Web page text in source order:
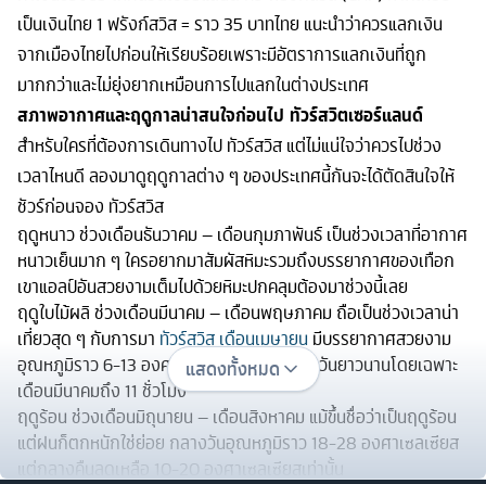
เป็นเงินไทย 1 ฟรังก์สวิส = ราว 35 บาทไทย แนะนำว่าควรแลกเงิน
จากเมืองไทยไปก่อนให้เรียบร้อยเพราะมีอัตราการแลกเงินที่ถูก
มากกว่าและไม่ยุ่งยากเหมือนการไปแลกในต่างประเทศ
สภาพอากาศและฤดูกาลน่าสนใจก่อนไป ทัวร์สวิตเซอร์แลนด์
สำหรับใครที่ต้องการเดินทางไป ทัวร์สวิส แต่ไม่แน่ใจว่าควรไปช่วง
เวลาไหนดี ลองมาดูฤดูกาลต่าง ๆ ของประเทศนี้กันจะได้ตัดสินใจให้
ชัวร์ก่อนจอง ทัวร์สวิส
ฤดูหนาว ช่วงเดือนธันวาคม – เดือนกุมภาพันธ์ เป็นช่วงเวลาที่อากาศ
หนาวเย็นมาก ๆ ใครอยากมาสัมผัสหิมะรวมถึงบรรยากาศของเทือก
เขาแอลป์อันสวยงามเต็มไปด้วยหิมะปกคลุมต้องมาช่วงนี้เลย
ฤดูใบไม้ผลิ ช่วงเดือนมีนาคม – เดือนพฤษภาคม ถือเป็นช่วงเวลาน่า
เที่ยวสุด ๆ กับการมา ทัวร์สวิส เดือนเมษายน มีบรรยากาศสวยงาม
อุณหภูมิราว 6-13 องศาเซลเซียส มีช่วงกลางวันยาวนานโดยเฉพาะ
เดือนมีนาคมถึง 11 ชั่วโมง
ฤดูร้อน ช่วงเดือนมิถุนายน – เดือนสิงหาคม แม้ขึ้นชื่อว่าเป็นฤดูร้อน
แต่ฝนก็ตกหนักใช่ย่อย กลางวันอุณหภูมิราว 18-28 องศาเซลเซียส
แต่กลางคืนลดเหลือ 10-20 องศาเซลเซียสเท่านั้น
แสดงทั้งหมด